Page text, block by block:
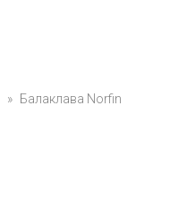
Балаклава Norfin